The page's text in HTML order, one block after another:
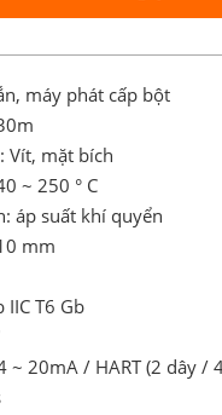
máy phát cấp bột
Vít, mặt bích
~ 250 ° C
áp suất khí quyển
mm
IIC T6 Gb
~ 20mA / HART (2 dây /